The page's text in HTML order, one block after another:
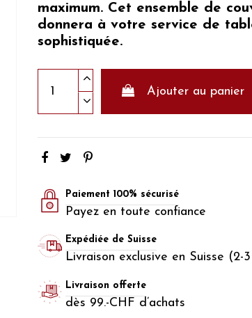
maximum. Cet ensemble de
donnera à votre service de
sophistiquée.
Ajouter au panier
Paiement 100% sécurisé
Payez en toute confiance
Expédiée de Suisse
Livraison exclusive en Suisse (2-
Livraison offerte
dès 99.-CHF d’achats